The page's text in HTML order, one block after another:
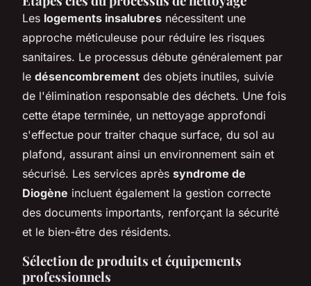
Les logements insalubres nécessitent une
approche méticuleuse pour réduire les risques
sanitaires. Le processus débute généralement par
le désencombrement des objets inutiles, suivie
de l'élimination responsable des déchets. Une fois
cette étape terminée, un nettoyage approfondi
s'effectue pour traiter chaque surface, du sol au
plafond, assurant ainsi un environnement sain et
sécurisé. Les services après syndrome de
Diogène incluent également la gestion correcte
des documents importants, renforçant la sécurité
et le bien-être des résidents.
Sélection de produits et équipements
professionnels